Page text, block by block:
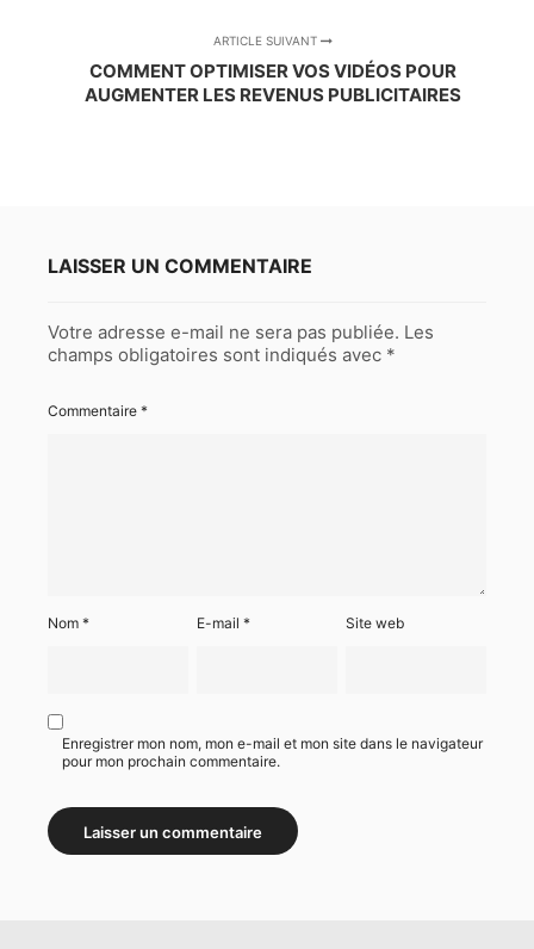
ARTICLE SUIVANT
COMMENT OPTIMISER VOS VIDÉOS POUR
AUGMENTER LES REVENUS PUBLICITAIRES
LAISSER UN COMMENTAIRE
Votre adresse e-mail ne sera pas publiée. Les
champs obligatoires sont indiqués avec *
Commentaire *
Nom * E-mail* Site web
Enregistrer mon nom, mon e-mail et mon site dans le navigateur
pour mon prochain commentaire.